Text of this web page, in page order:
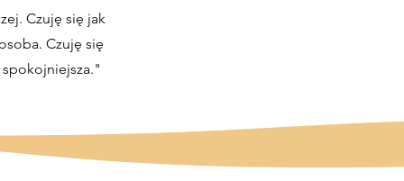
Czuję się jak
Czuję się
spokojniejsza."